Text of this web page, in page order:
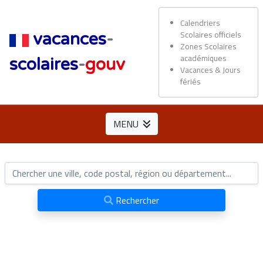
vacances-
scolaires-gouv
Calendriers
Scolaires officiels
Zones Scolaires
académiques
Vacances & Jours
fériés
MENU
Rechercher